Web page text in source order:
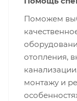
Поможем
отопления,
монтажу и